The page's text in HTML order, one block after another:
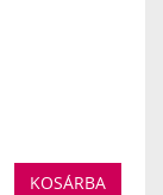
KOSÁRBA